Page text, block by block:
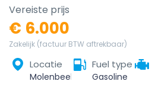
Vereiste prijs
€ 6.000
Zakelijk (factuur BTW aftrekbaar)
Locatie Fuel type
Gasoline